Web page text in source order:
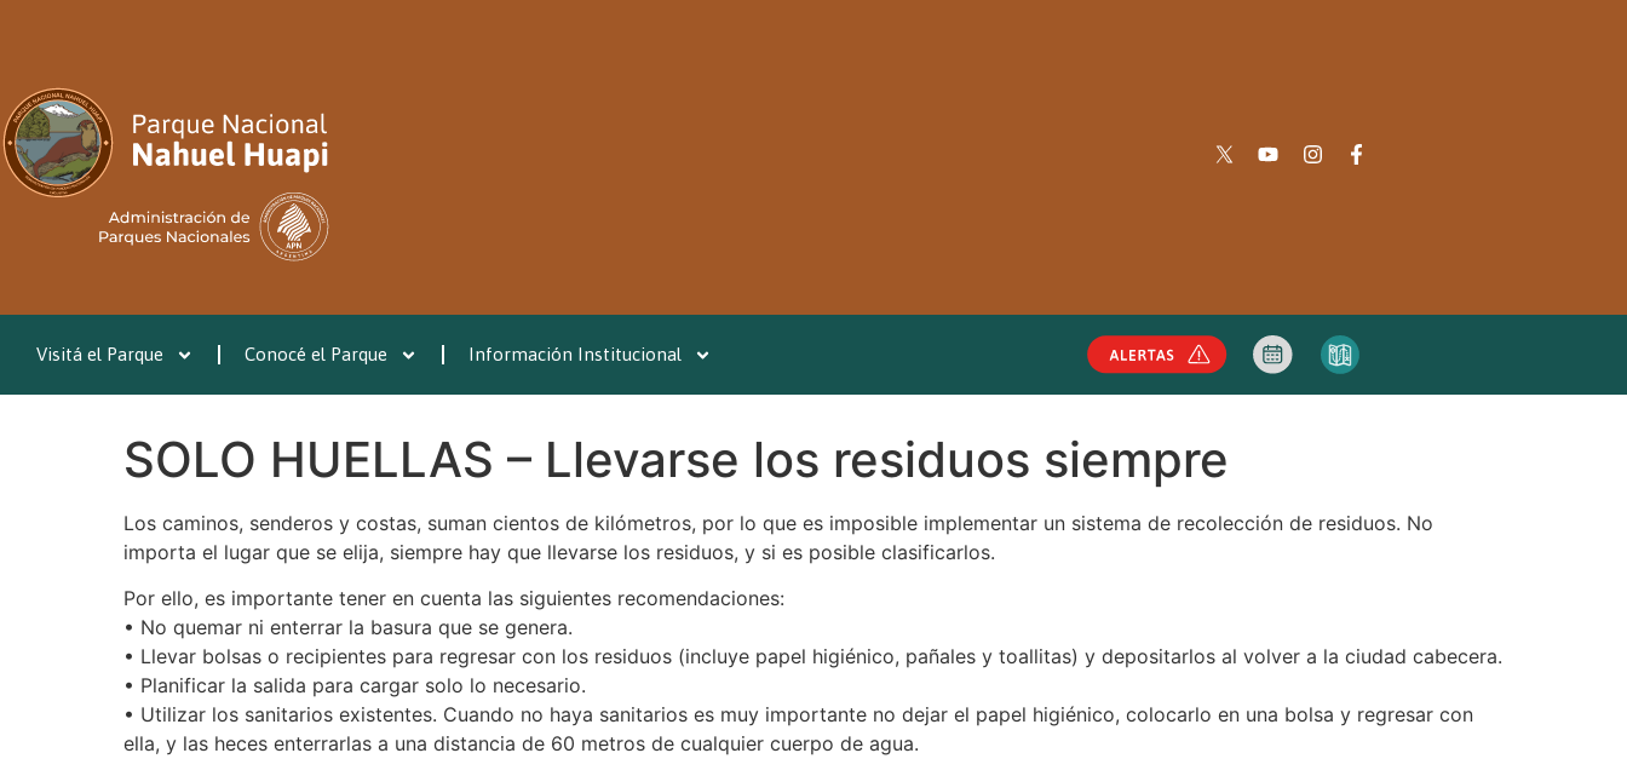
Visitá el Parque Conocé el Parque Información Institucional
SOLO HUELLAS – Llevarse los residuos siempre
Los caminos, senderos y costas, suman cientos de kilómetros, por lo que es imposible implementar un sistema de recolección de residuos. No
importa el lugar que se elija, siempre hay que llevarse los residuos, y si es posible clasificarlos.
Por ello, es importante tener en cuenta las siguientes recomendaciones:
• No quemar ni enterrar la basura que se genera.
• Llevar bolsas o recipientes para regresar con los residuos (incluye papel higiénico, pañales y toallitas) y depositarlos al volver a la ciudad cabecera.
• Planificar la salida para cargar solo lo necesario.
• Utilizar los sanitarios existentes. Cuando no haya sanitarios es muy importante no dejar el papel higiénico, colocarlo en una bolsa y regresar con
ella, y las heces enterrarlas a una distancia de 60 metros de cualquier cuerpo de agua.